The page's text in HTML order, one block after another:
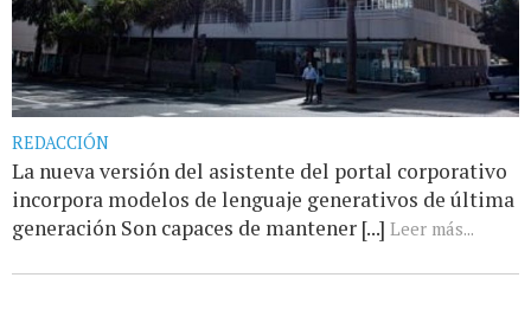
REDACCIÓN
La nueva versión del asistente del portal corporativo
incorpora modelos de lenguaje generativos de última
generación Son capaces de mantener [...] Leer más...